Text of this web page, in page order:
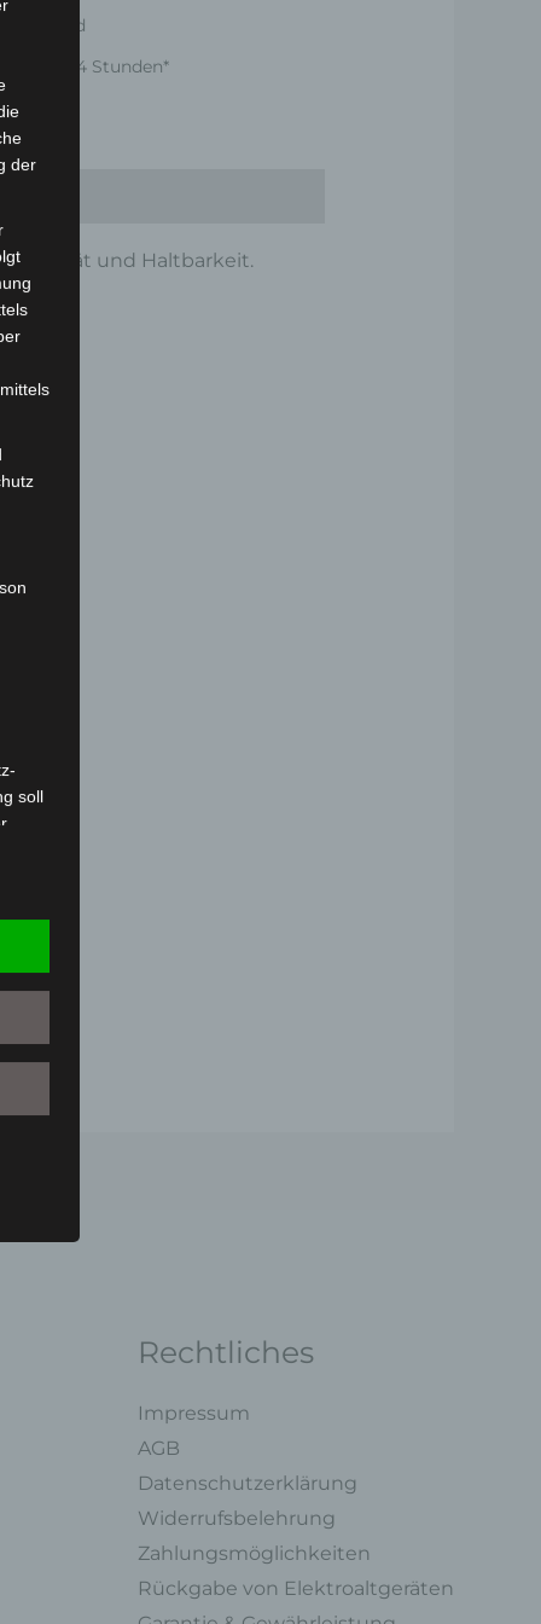
Versand
24 Stunden*
und Haltbarkeit.
Rechtliches
Impressum
AGB
Datenschutzerklärung
Widerrufsbelehrung
Zahlungsmöglichkeiten
Rückgabe von Elektroaltgeräten
der
soll